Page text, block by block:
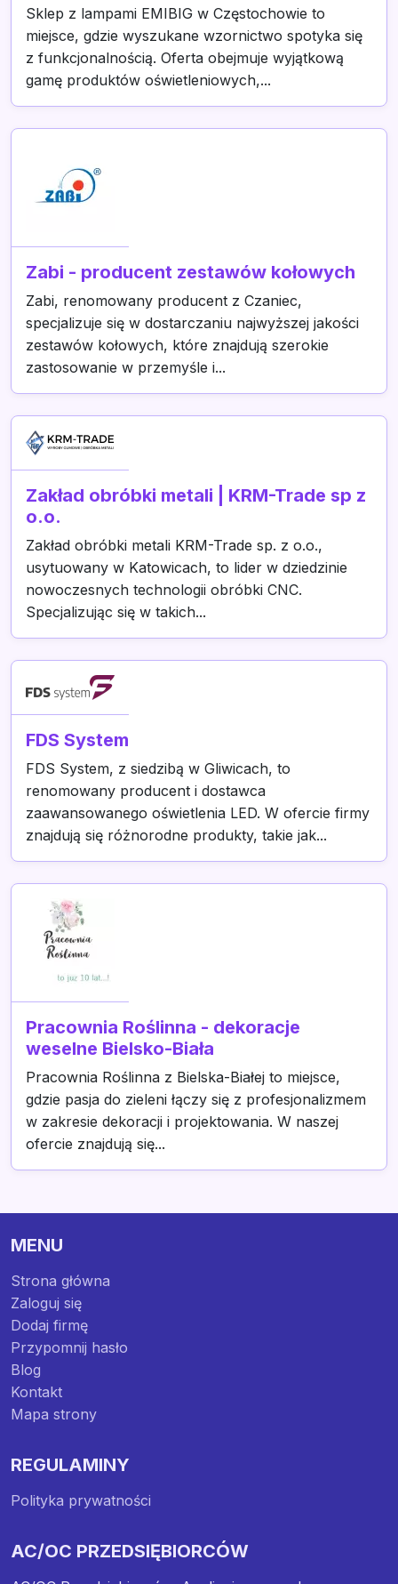
Sklep z lampami EMIBIG w Częstochowie to
miejsce, gdzie wyszukane wzornictwo spotyka się
z funkcjonalnością. Oferta obejmuje wyjątkową
gamę produktów oświetleniowych,...
Zabi - producent zestawów kołowych
Zabi, renomowany producent z Czaniec,
specjalizuje się w dostarczaniu najwyższej jakości
zestawów kołowych, które znajdują szerokie
zastosowanie w przemyśle i...
Zakład obróbki metali | KRM-Trade sp z
o.o.
Zakład obróbki metali KRM-Trade sp. z o.o.,
usytuowany w Katowicach, to lider w dziedzinie
nowoczesnych technologii obróbki CNC.
Specjalizując się w takich...
FDS System
FDS System, z siedzibą w Gliwicach, to
renomowany producent i dostawca
zaawansowanego oświetlenia LED. W ofercie firmy
znajdują się różnorodne produkty, takie jak...
Pracownia Roślinna - dekoracje
weselne Bielsko-Biała
Pracownia Roślinna z Bielska-Białej to miejsce,
gdzie pasja do zieleni łączy się z profesjonalizmem
w zakresie dekoracji i projektowania. W naszej
ofercie znajdują się...
MENU
Strona główna
Zaloguj się
Dodaj firmę
Przypomnij hasło
Blog
Kontakt
Mapa strony
REGULAMINY
Polityka prywatności
AC/OC PRZEDSIĘBIORCÓW